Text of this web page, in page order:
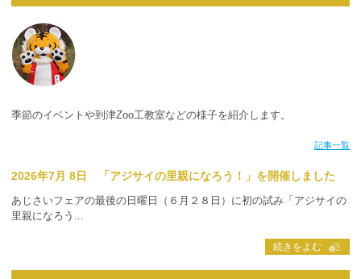
季節のイベントや到津Zoo工教室などの様子を紹介します。
記事一覧
2026年7月 8日 「アジサイの里親になろう！」を開催しました
あじさいフェアの最後の日曜日（６月２８日）に初の試み「アジサイの
里親になろう...
続きをよむ